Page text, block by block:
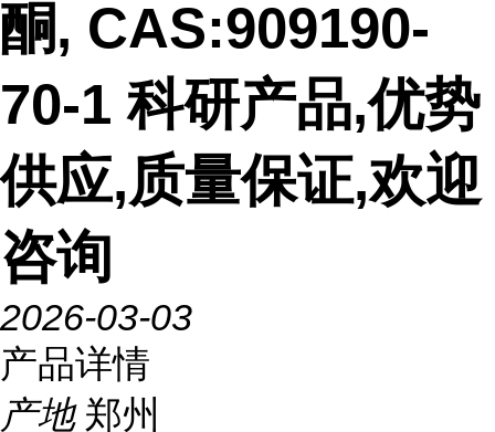
酮, CAS:909190-
70-1 科研产品,优势
供应,质量保证,欢迎
咨询
2026-03-03
产品详情
产地 郑州